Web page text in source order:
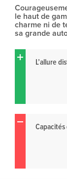
le haut de
charme ni de
sa grande
L’allure